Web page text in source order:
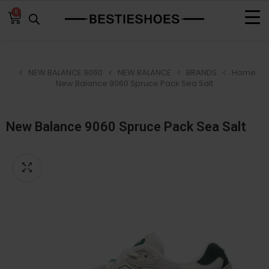
0
Home
BRANDS
NEW BALANCE
NEW BALANCE 9060
New Balance 9060 Spruce Pack Sea Salt
New Balance 9060 Spruce Pack Sea Salt